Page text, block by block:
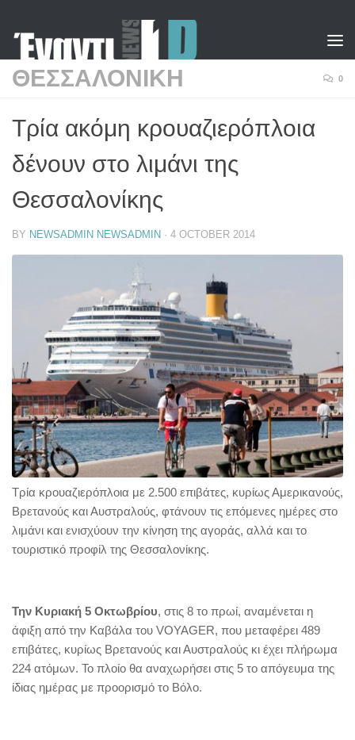
ΘΕΣΣΑΛΟΝΙΚΗ 0
Τρία ακόμη κρουαζιερόπλοια
δένουν στο λιμάνι της
Θεσσαλονίκης
BY NEWSADMIN NEWSADMIN · 4 OCTOBER 2014
Τρία κρουαζιερόπλοια με 2.500 επιβάτες, κυρίως Αμερικανούς,
Βρετανούς και Αυστραλούς, φτάνουν τις επόμενες ημέρες στο
λιμάνι και ενισχύουν την κίνηση της αγοράς, αλλά και το
τουριστικό προφίλ της Θεσσαλονίκης.
Την Κυριακή 5 Οκτωβρίου, στις 8 το πρωί, αναμένεται η
άφιξη από την Καβάλα του VOYAGER, που μεταφέρει 489
επιβάτες, κυρίως Βρετανούς και Αυστραλούς κι έχει πλήρωμα
224 ατόμων. Το πλοίο θα αναχωρήσει στις 5 το απόγευμα της
ίδιας ημέρας με προορισμό το Βόλο.